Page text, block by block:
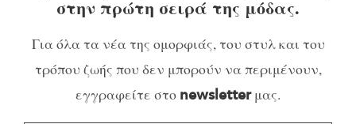
στην πρώτη σειρά της μόδας.
Για όλα τα νέα της ομορφιάς, του στυλ και του
τρόπου ζωής που δεν μπορούν να περιμένουν,
εγγραφείτε στο newsletterμας.